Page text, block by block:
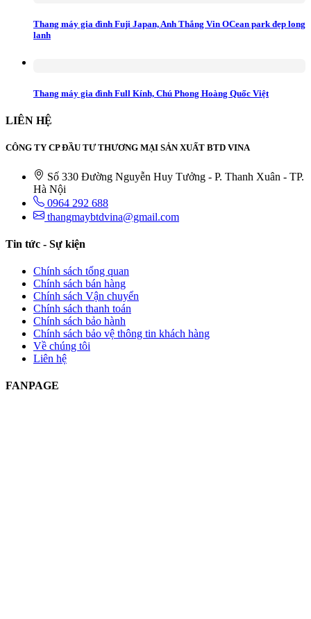
Thang máy gia đình Fuji Japan, Anh Thắng Vin OCean park đẹp long
lanh
Thang máy gia đình Full Kính, Chú Phong Hoàng Quốc Việt
LIÊN HỆ
CÔNG TY CP ĐẦU TƯ THƯƠNG MẠI SẢN XUẤT BTD VINA
Số 330 Đường Nguyễn Huy Tưởng - P. Thanh Xuân - TP.
Hà Nội
0964 292 688
thangmaybtdvina@gmail.com
Tin tức - Sự kiện
Chính sách tổng quan
Chính sách bán hàng
Chính sách Vận chuyển
Chính sách thanh toán
Chính sách bảo hành
Chính sách bảo vệ thông tin khách hàng
Về chúng tôi
Liên hệ
FANPAGE